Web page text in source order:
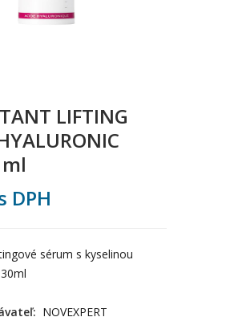
LIFTING
DPH
sérum s kyselinou
NOVEXPERT